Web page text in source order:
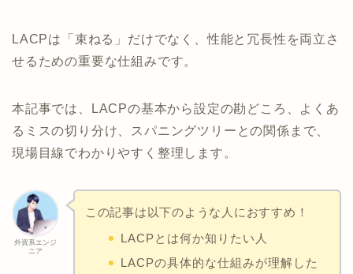
LACPは「束ねる」だけでなく、性能と冗長性を両立さ
せるための重要な仕組みです。
本記事では、LACPの基本から設定の勘どころ、よくあ
るミスの切り分け、スパニングツリーとの関係まで、
現場目線でわかりやすく整理します。
外資系エンジ
ニア
この記事は以下のような人におすすめ！
LACPとは何か知りたい人
LACPの具体的な仕組みが理解した